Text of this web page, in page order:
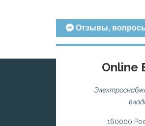
Отзывы,
Online
160000